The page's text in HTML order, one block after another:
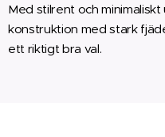
Med stilrent och
konstruktion med stark
ett riktigt bra val.